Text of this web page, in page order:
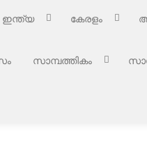
ഇന്ത്യ കേരളം
സാമ്പത്തികം